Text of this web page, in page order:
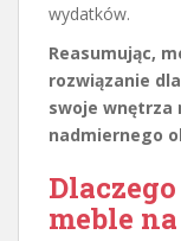
wydatków.
Reasumując,
rozwiązanie
swoje wnętrza
nadmiernego
meble